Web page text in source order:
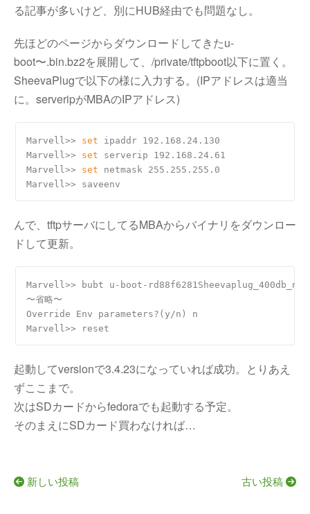
る記事が多いけど、別にHUB経由でも問題なし。
先ほどのページからダウンロードしてきたu-
boot〜.bin.bz2を展開して、/private/tftpboot以下に置く。
SheevaPlugで以下の様に入力する。(IPアドレスは適当
に。serveripがMBAのIPアドレス)
Marvell>> set ipaddr 192.168.24.130
Marvell>> set serverip 192.168.24.61
Marvell>> set netmask 255.255.255.0
んで、tftpサーバにしてるMBAからバイナリをダウンロー
ドして更新。
Marvell>> bubt u-boot-
〜省略〜
Override Env parameters?(y/n) n
起動してversionで3.4.23になっていれば成功。とりあえ
ずここまで。
次はSDカードからfedoraでも起動する予定。
そのまえにSDカード買わなければ…
新しい投稿 古い投稿